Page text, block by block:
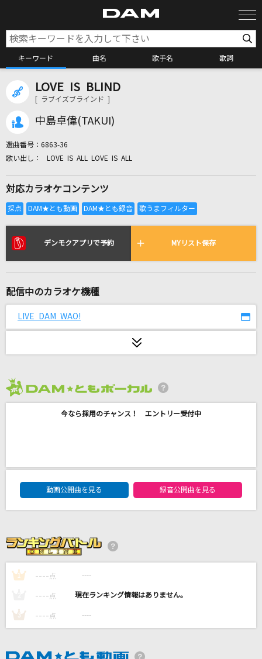
キーワード 曲名 歌手名 歌詞
カラオケ検索
カラオケ店舗検索
全国りれき
リアルタイムで歌われている曲の一覧
Real Face
愛が灯る
Mrs. GREEN APPLE
CUTIE STREET
馬と鹿
いのちのふるさと
LOVE IS BLIND
[ ラブイズブラインド ]
中島卓偉(TAKUI)
選曲番号： 6863-36
LOVE IS ALL LOVE IS ALL
対応カラオケコンテンツ
デンモクアプリで予約 MYリスト保存
配信中のカラオケ機種
LIVE DAM WAO!
今なら採用のチャンス！ エントリー受付中
DAM★ともボーカルエントリーランキング
動画公開曲を見る
録音公開曲を見る
1 ---- 点 ----
---- 点 ----
3 ---- 点 ----